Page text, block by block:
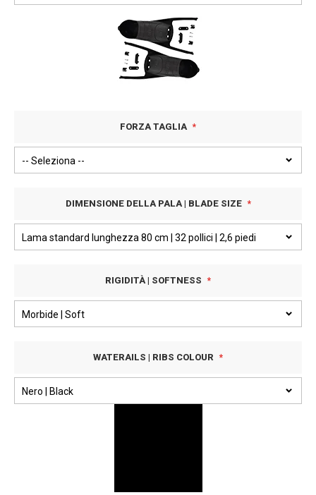
FORZA TAGLIA
DIMENSIONE DELLA PALA | BLADE SIZE
RIGIDITÀ | SOFTNESS
WATERAILS | RIBS COLOUR